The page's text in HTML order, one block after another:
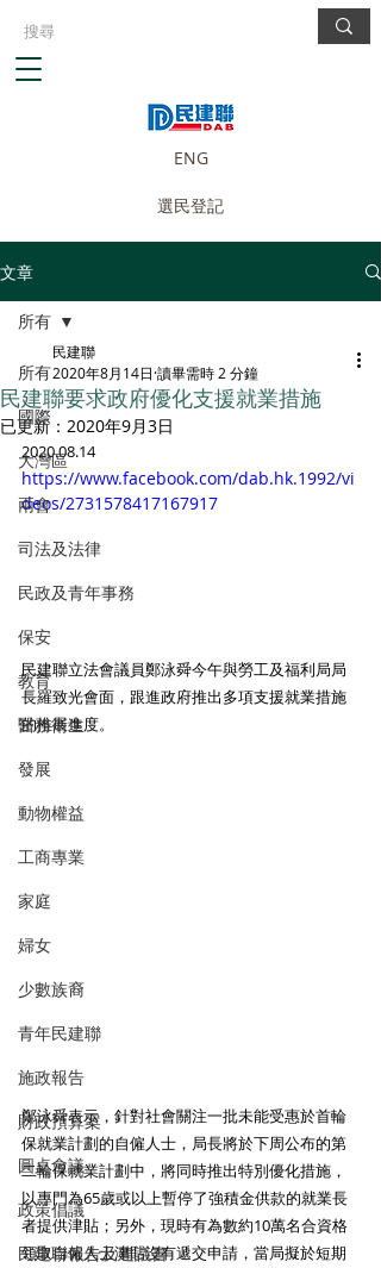
ENG
選民登記
文章
所有
國際
大灣區
兩會
司法及法律
民政及青年事務
保安
教育
醫務衛生
發展
動物權益
工商專業
家庭
婦女
少數族裔
青年民建聯
施政報告
財政預算案
圓桌會議
政策倡議
民建聯報告及建議書
所有
民建聯要求政府優化支援就業措施
民建聯
2020年8月14日 讀畢需時 2 分鐘
已更新： 2020年9月3日
2020.08.14
https://www.facebook.com/dab.hk.1992/vi
deos/2731578417167917
民建聯立法會議員鄭泳舜今午與勞工及福利局局
長羅致光會面，跟進政府推出多項支援就業措施
的推展進度。
鄭泳舜表示，針對社會關注一批未能受惠於首輪
保就業計劃的自僱人士，局長將於下周公布的第
二輪保就業計劃中，將同時推出特別優化措施，
以專門為65歲或以上暫停了強積金供款的就業長
者提供津貼；另外，現時有為數約10萬名合資格
領取自僱人士津貼沒有遞交申請，當局擬於短期